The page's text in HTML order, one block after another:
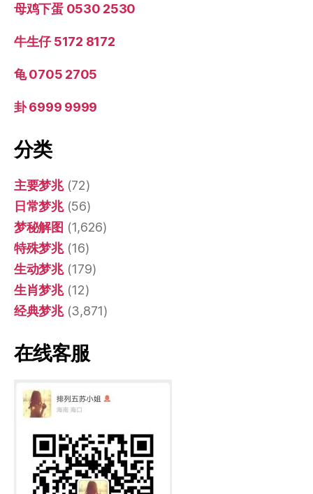
母鸡下蛋 0530 2530
牛生仔 5172 8172
龟 0705 2705
卦 6999 9999
分类
主要梦兆(72)
日常梦兆(56)
梦秘解图 (1,626)
特殊梦兆(16)
生动梦兆(179)
生肖梦兆(12)
经典梦兆(3,871)
在线客服